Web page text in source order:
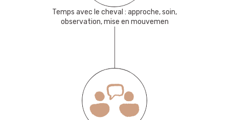
Temps avec le cheval : approche, soin,
observation, mise en mouvemen